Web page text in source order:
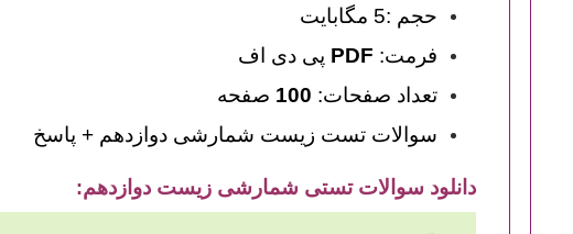
حجم :5 مگابایت
فرمت: PDF پی دی اف
تعداد صفحات: 100 صفحه
سوالات تست زیست شمارشی دوازدهم + پاسخ
دانلود سوالات تستی شمارشی زیست دوازدهم: